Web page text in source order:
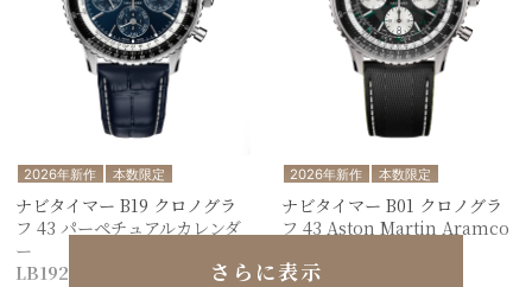
2026年新作 本数限定
ナビタイマー B19 クロノグラ
フ 43 パーペチュアルカレンダ
ー
LB19211A1C1P1
2026年新作 本数限定
ナビタイマー B01 クロノグラ
フ 43 Aston Martin Aramco
EB01381A1B1X1
さらに表示